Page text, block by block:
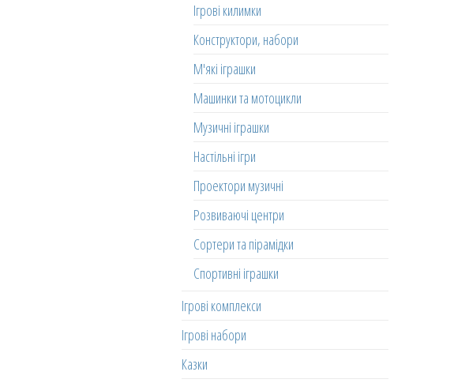
Ігрові килимки
Конструктори, набори
М'які іграшки
Машинки та мотоцикли
Музичні іграшки
Настільні ігри
Проектори музичні
Розвиваючі центри
Сортери та пірамідки
Спортивні іграшки
Ігрові комплекси
Ігрові набори
Казки